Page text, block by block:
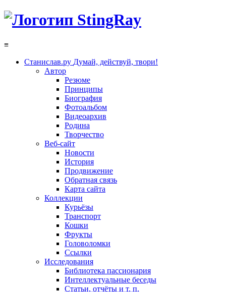
≡
Станислав.ру Думай, действуй, твори!
Автор
Резюме
Принципы
Биография
Фотоальбом
Видеоархив
Родина
Творчество
Веб-сайт
Новости
История
Продвижение
Обратная связь
Карта сайта
Коллекции
Курьёзы
Транспорт
Кошки
Фрукты
Головоломки
Ссылки
Исследования
Библиотека пассионария
Интеллектуальные беседы
Статьи, отчёты и т. п.